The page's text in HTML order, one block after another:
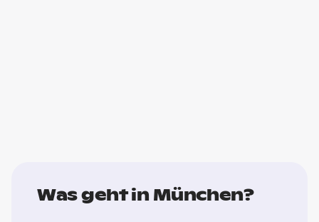
Was geht in München?